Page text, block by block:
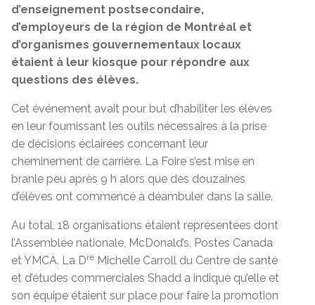
d’enseignement postsecondaire,
d’employeurs de la région de Montréal et
d’organismes gouvernementaux locaux
étaient à leur kiosque pour répondre aux
questions des élèves.
Cet événement avait pour but d’habiliter les élèves
en leur fournissant les outils nécessaires à la prise
de décisions éclairées concernant leur
cheminement de carrière. La Foire s’est mise en
branle peu après 9 h alors que des douzaines
d’élèves ont commencé à déambuler dans la salle.
Au total, 18 organisations étaient représentées dont
l’Assemblée nationale, McDonald’s, Postes Canada
et YMCA. La Dre Michelle Carroll du Centre de santé
et d’études commerciales Shadd a indiqué qu’elle et
son équipe étaient sur place pour faire la promotion